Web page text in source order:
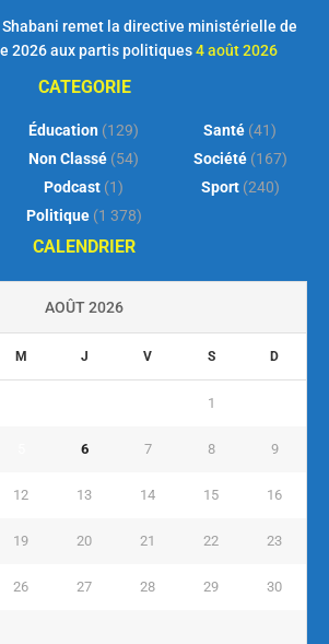
Shabani remet la directive ministérielle de
2026 aux partis politiques 4 août 2026
CATEGORIE
Éducation (129)
Non Classé (54)
Podcast (1)
Politique(1 378)
Santé (41)
Société(167)
Sport(240)
CALENDRIER
AOÛT 2026
M J V S D
1
6 7 8 9
12 13 14 15 16
19 20 21 22 23
26 27 28 29 30